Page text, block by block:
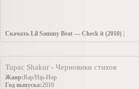
Скачать Lil Sammy Beat — Check it (2010)
» Инструменталы(Заоубежные)
27.06.2010
Tupac Shakur - Черновики стихов
Жанр:Rap/Hip-Hop
Год выпуска:2010